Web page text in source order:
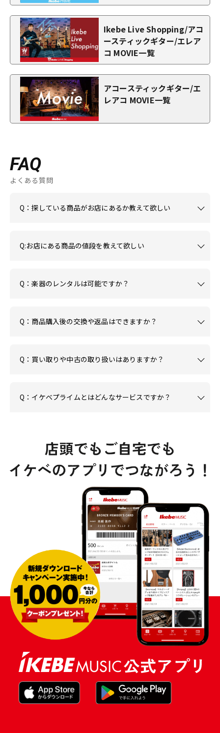
Ikebe Live Shopping/アコ
ースティックギター/エレア
コ MOVIE一覧
アコースティックギター/エ
レアコ MOVIE一覧
FAQ
よくある質問
Q：探している商品がお店にあるか教えて欲しい
Q:お店にある商品の値段を教えて欲しい
Q：楽器のレンタルは可能ですか？
Q：商品購入後の交換や返品はできますか？
Q：買い取りや中古の取り扱いはありますか？
Q：イケベプライムとはどんなサービスですか？